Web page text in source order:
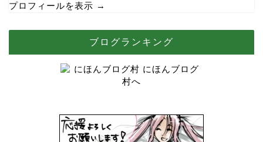
プロフィールを表示 →
ブログランキング